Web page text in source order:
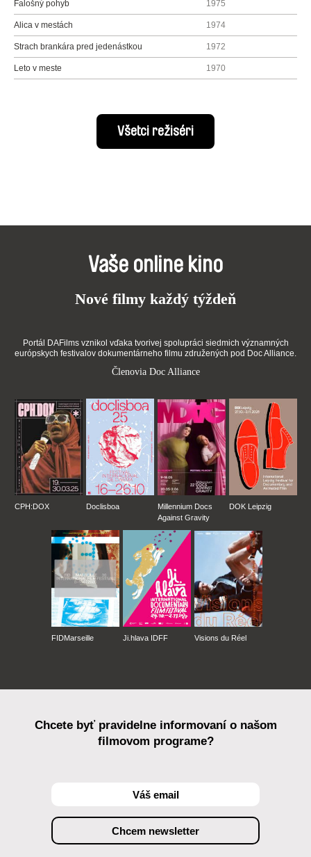
Falošný pohyb 1975
Alica v mestách 1974
Strach brankára pred jedenástkou 1972
Leto v meste 1970
Všetci režiséri
Vaše online kino
Nové filmy každý týždeň
Portál DAFilms vznikol vďaka tvorivej spolupráci siedmich významných
európskych festivalov dokumentárneho filmu združených pod Doc Alliance.
Členovia Doc Alliance
CPH:DOX Doclisboa
Millennium Docs
Against Gravity
DOK Leipzig
FIDMarseille Ji.hlava IDFF Visions du Réel
Chcete byť pravidelne informovaní o našom
filmovom programe?